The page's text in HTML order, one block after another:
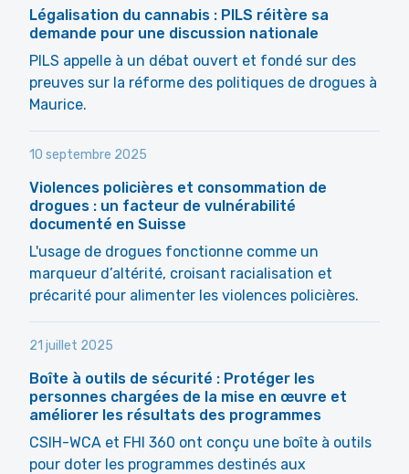
Légalisation du cannabis : PILS réitère sa
demande pour une discussion nationale
PILS appelle à un débat ouvert et fondé sur des
preuves sur la réforme des politiques de drogues à
Maurice.
10 septembre 2025
Violences policières et consommation de
drogues : un facteur de vulnérabilité
documenté en Suisse
L'usage de drogues fonctionne comme un
marqueur d’altérité, croisant racialisation et
précarité pour alimenter les violences policières.
21 juillet 2025
Boîte à outils de sécurité : Protéger les
personnes chargées de la mise en œuvre et
améliorer les résultats des programmes
CSIH-WCA et FHI 360 ont conçu une boîte à outils
pour doter les programmes destinés aux